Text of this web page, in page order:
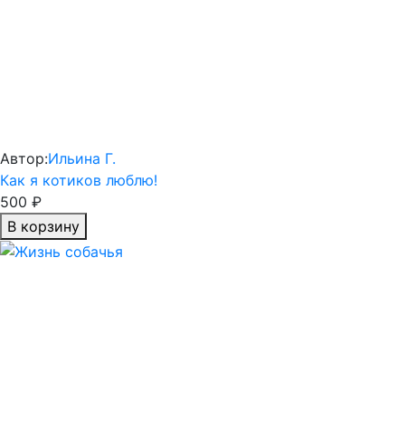
Автор:Ильина Г.
Как я котиков люблю!
500 ₽
В корзину